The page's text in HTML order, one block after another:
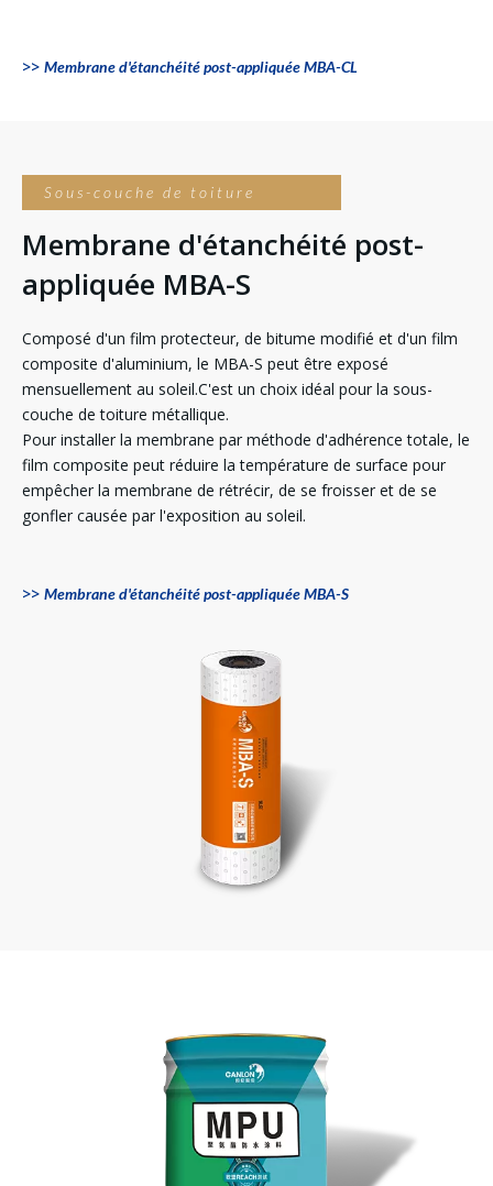
>> Membrane d'étanchéité post-appliquée MBA-CL
Sous-couche de toiture
Membrane d'étanchéité post-
appliquée MBA-S
Composé d'un film protecteur, de bitume modifié et d'un film
composite d'aluminium, le MBA-S peut être exposé
mensuellement au soleil.C'est un choix idéal pour la sous-
couche de toiture métallique.
Pour installer la membrane par méthode d'adhérence totale, le
film composite peut réduire la température de surface pour
empêcher la membrane de rétrécir, de se froisser et de se
gonfler causée par l'exposition au soleil.
>> Membrane d'étanchéité post-appliquée MBA-S